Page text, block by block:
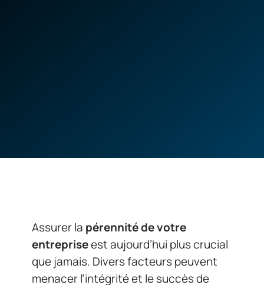
Assurer la pérennité de votre
entrepriseest aujourd’hui plus crucial
que jamais. Divers facteurs peuvent
menacer l’intégrité et le succès de